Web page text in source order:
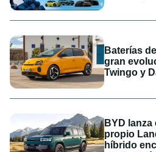
Baterías
gran
Twingo y
BYD
propio
híbrido